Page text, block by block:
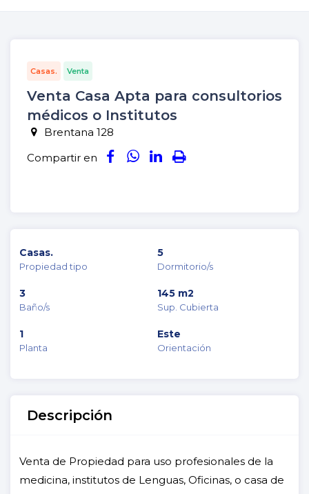
Casas. Venta
Venta Casa Apta para consultorios
médicos o Institutos
Brentana 128
Compartir en
Casas.
Propiedad tipo
5
Dormitorio/s
3
Baño/s
145 m2
Sup. Cubierta
1
Planta
Este
Orientación
Descripción
Venta de Propiedad para uso profesionales de la
medicina, institutos de Lenguas, Oficinas, o casa de